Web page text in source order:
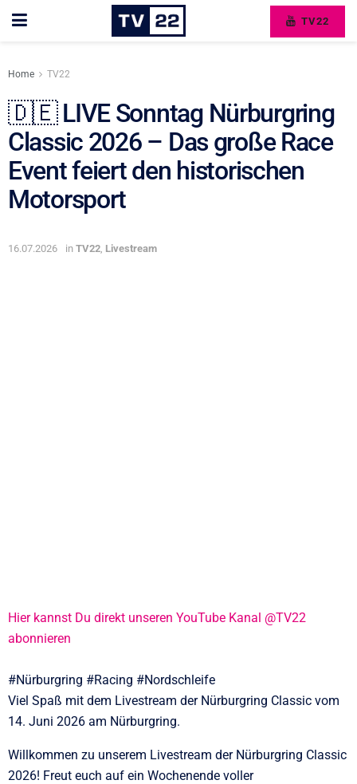
TV22
Home TV22
🇩🇪 LIVE Sonntag Nürburgring
Classic 2026 – Das große Race
Event feiert den historischen
Motorsport
16.07.2026 in TV22 Livestream
Hier kannst Du direkt unseren YouTube Kanal @TV22
abonnieren
#Nürburgring #Racing #Nordschleife
Viel Spaß mit dem Livestream der Nürburgring Classic vom
14. Juni 2026 am Nürburgring.
Willkommen zu unserem Livestream der Nürburgring Classic
2026! Freut euch auf ein Wochenende voller